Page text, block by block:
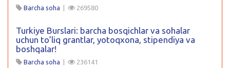
Barcha soha | 269580
Turkiye Burslari: barcha bosqichlar va sohalar
uchun to’liq grantlar, yotoqxona, stipendiya va
boshqalar!
Barcha soha | 236141